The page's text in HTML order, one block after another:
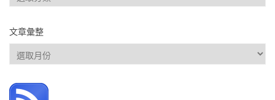
類
文章彙整
文
章
整